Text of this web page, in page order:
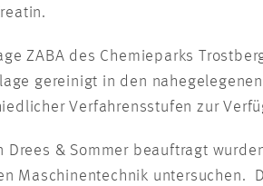
ZABA des Chemieparks
gereinigt in den
Verfahrensstufen zur
Drees & Sommer beauftragt
Maschinentechnik untersuchen.